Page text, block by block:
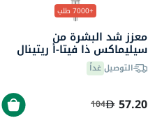
+7000 طلب
معزز شد البشرة من
سيليماكس ذا فيتا-أ ريتينال
شوت، 15 مل
التوصيلغداً
57.20
104